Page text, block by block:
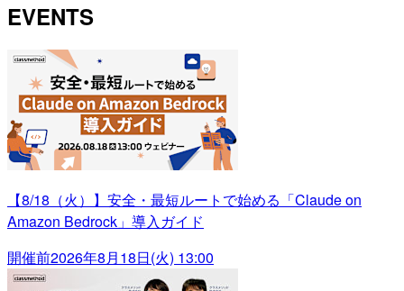
EVENTS
【8/18（火）】安全・最短ルートで始める「Claude on
Amazon Bedrock」導入ガイド
開催前2026年8月18日(火) 13:00